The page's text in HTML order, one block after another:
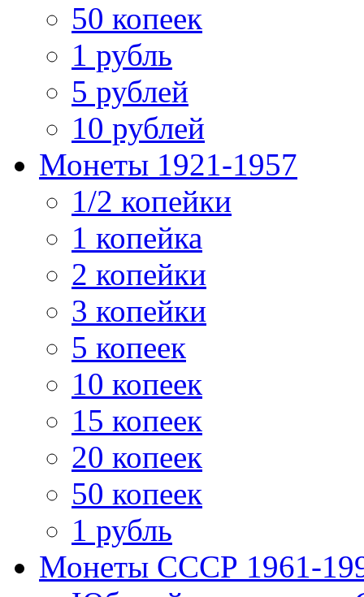
50 копеек
1 рубль
5 рублей
10 рублей
Монеты 1921-1957
1/2 копейки
1 копейка
2 копейки
3 копейки
5 копеек
10 копеек
15 копеек
20 копеек
50 копеек
1 рубль
Монеты СССР 1961-